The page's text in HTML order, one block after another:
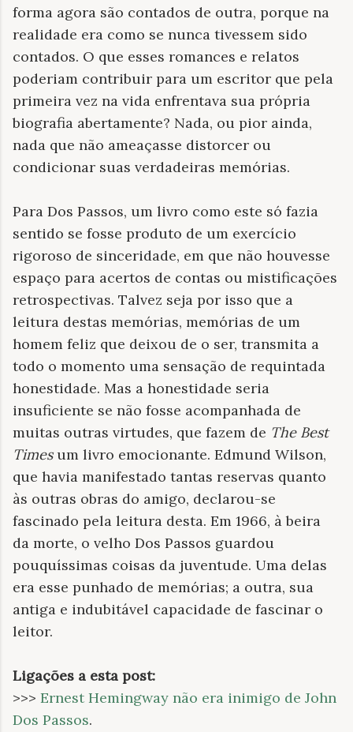
forma agora são contados de outra, porque na
realidade era como se nunca tivessem sido
contados. O que esses romances e relatos
poderiam contribuir para um escritor que pela
primeira vez na vida enfrentava sua própria
biografia abertamente? Nada, ou pior ainda,
nada que não ameaçasse distorcer ou
condicionar suas verdadeiras memórias.
Para Dos Passos, um livro como este só fazia
sentido se fosse produto de um exercício
rigoroso de sinceridade, em que não houvesse
espaço para acertos de contas ou mistificações
retrospectivas. Talvez seja por isso que a
leitura destas memórias, memórias de um
homem feliz que deixou de o ser, transmita a
todo o momento uma sensação de requintada
honestidade. Mas a honestidade seria
insuficiente se não fosse acompanhada de
muitas outras virtudes, que fazem de The Best
Timesum livro emocionante. Edmund Wilson,
que havia manifestado tantas reservas quanto
às outras obras do amigo, declarou-se
fascinado pela leitura desta. Em 1966, à beira
da morte, o velho Dos Passos guardou
pouquíssimas coisas da juventude. Uma delas
era esse punhado de memórias; a outra, sua
antiga e indubitável capacidade de fascinar o
leitor.
Ligações a esta post:
>>> Ernest Hemingway não era inimigo de John
Dos Passos.